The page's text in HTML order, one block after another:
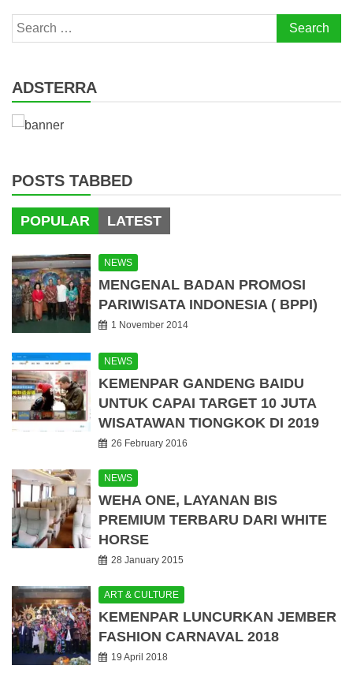
Search
for:
ADSTERRA
POSTS TABBED
POPULAR LATEST
NEWS
MENGENAL BADAN PROMOSI
PARIWISATA INDONESIA ( BPPI)
1 November 2014
NEWS
KEMENPAR GANDENG BAIDU
UNTUK CAPAI TARGET 10 JUTA
WISATAWAN TIONGKOK DI 2019
26 February 2016
NEWS
WEHA ONE, LAYANAN BIS
PREMIUM TERBARU DARI WHITE
HORSE
28 January 2015
ART & CULTURE
KEMENPAR LUNCURKAN JEMBER
FASHION CARNAVAL 2018
19 April 2018